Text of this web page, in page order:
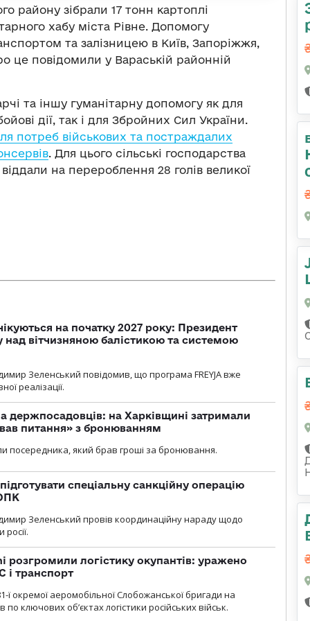
району зібрали 17 тонн картоплі
хабу міста Рівне. Допомогу
та залізницею в Київ, Запоріжжя,
це повідомили у Вараській районній
та іншу гуманітарну допомогу як для
дії, так і для Збройних Сил України.
потреб військових та постраждалих
. Для цього сільські господарства
на перероблення 28 голів великої
на початку 2027 року: Президент
над вітчизняною балістикою та системою
Зеленський повідомив, що програма FREYJA вже
реалізації.
держпосадовців: на Харківщині затримали
питання» з бронюванням
посередника, який брав гроші за бронювання.
спеціальну санкційну операцію
Зеленський провів координаційну нараду щодо
розгромили логістику окупантів: уражено
і транспорт
окремої аеромобільної Слобожанської бригади на
ключових об’єктах логістики російських військ.